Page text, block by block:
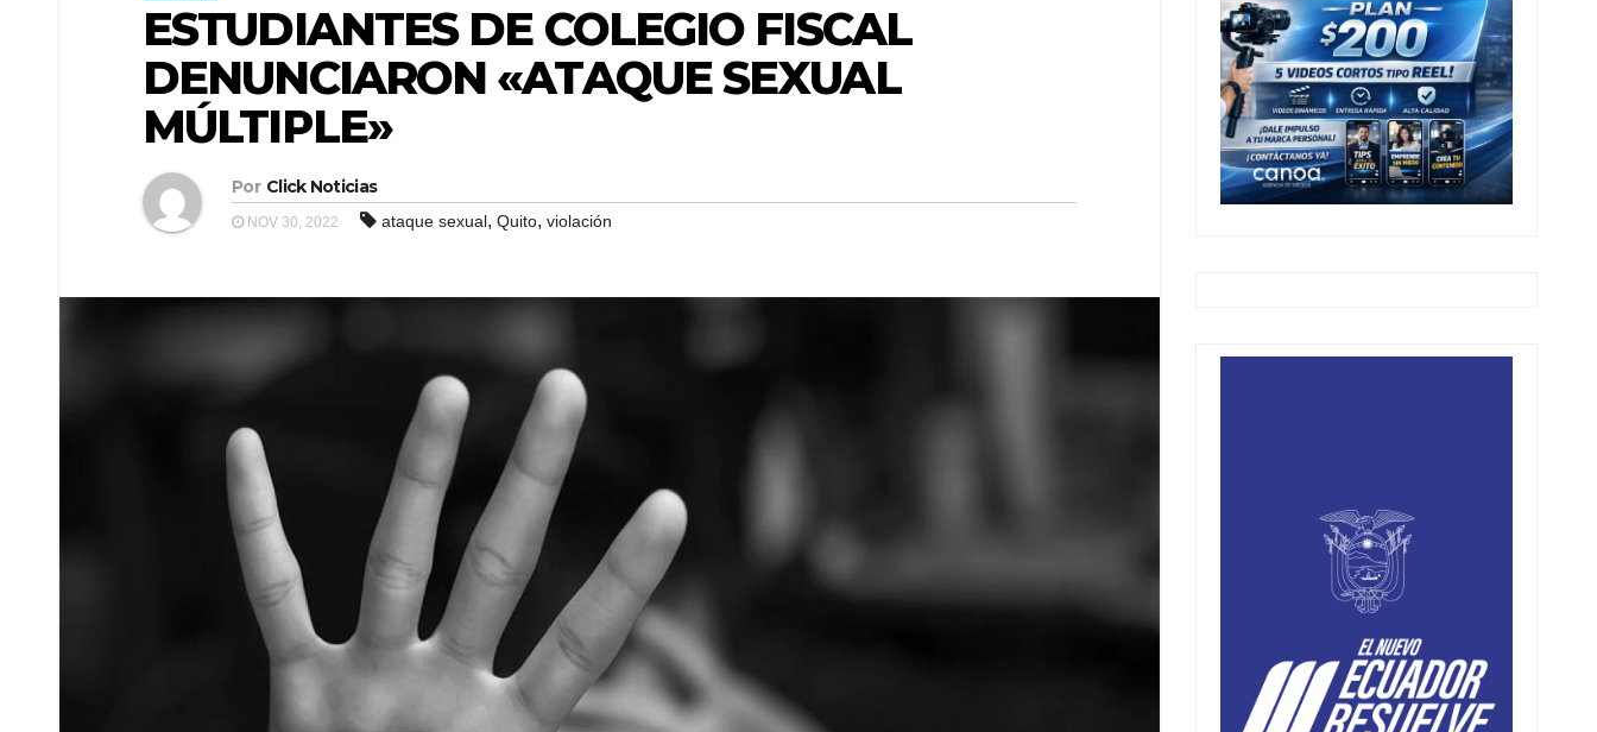
ESTUDIANTES DE COLEGIO FISCAL
DENUNCIARON «ATAQUE SEXUAL
MÚLTIPLE»
Por Click Noticias
NOV 30, 2022 ataque sexual, Quito, violación